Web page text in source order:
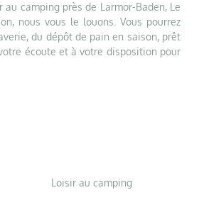
au camping près de Larmor-Baden, Le
nous vous le louons. Vous pourrez
du dépôt de pain en saison, prêt
écoute et à votre disposition pour
Loisir au camping